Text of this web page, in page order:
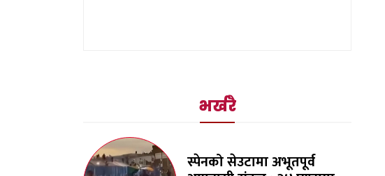
भर्खरै
स्पेनको सेउटामा अभूतपूर्व